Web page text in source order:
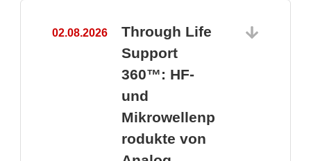
02.08.2026
Through Life
Support
360™: HF-
und
Mikrowellenp
rodukte von